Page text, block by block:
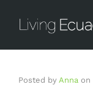
Posted by Anna on